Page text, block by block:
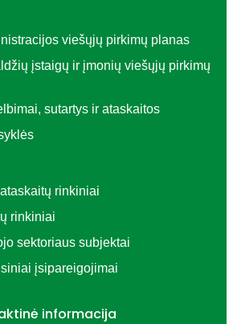
viešųjų pirkimų planas
įstaigų ir įmonių viešųjų pirkimų
sutartys ir ataskaitos
rinkiniai
rinkiniai
sektoriaus subjektai
įsipareigojimai
informacija